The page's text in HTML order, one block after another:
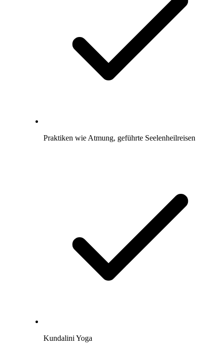
Praktiken wie Atmung, geführte Seelenheilreisen
Kundalini Yoga